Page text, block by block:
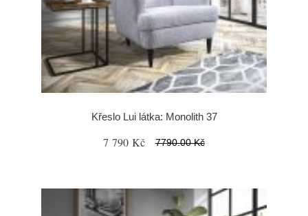
Křeslo Lui látka: Monolith 37
7 790 Kč 7790.00 Kč